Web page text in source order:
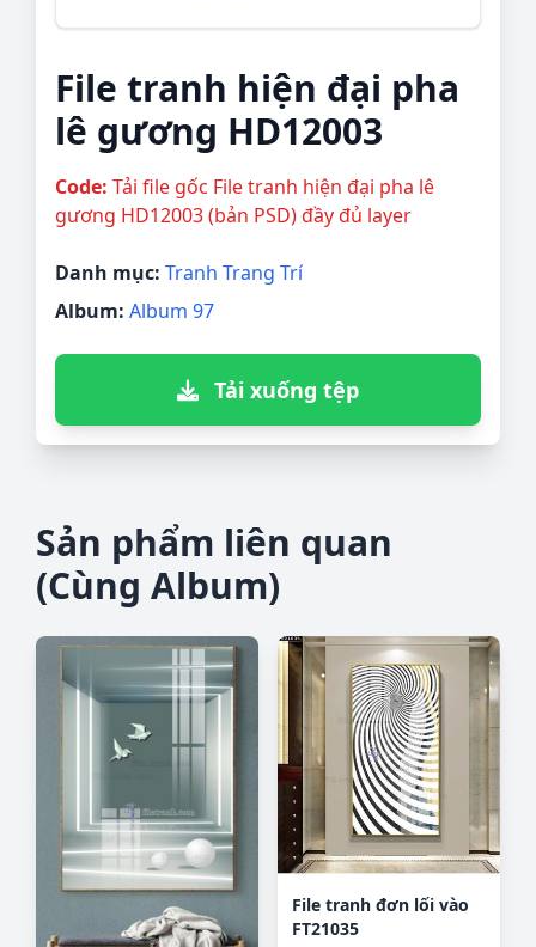
File tranh hiện đại pha
lê gương HD12003
Code: Tải file gốc File tranh hiện đại pha lê
gương HD12003 (bản PSD) đầy đủ layer
Danh mục: Tranh Trang Trí
Album: Album 97
Tải xuống tệp
Sản phẩm liên quan
(Cùng Album)
File tranh đơn lối vào
FT21035